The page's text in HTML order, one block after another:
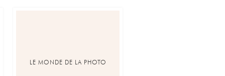
LE MONDE DE LA PHOTO